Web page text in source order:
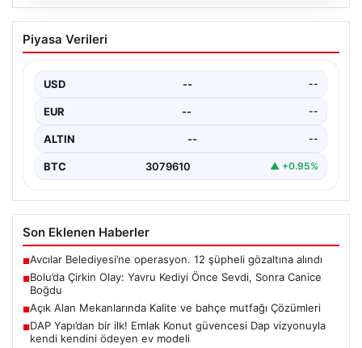
Bolu’da Çirkin Olay: Yavru Kediyi Önce
Sevdi, Sonra Canice Boğdu
derinden sarstı. Beşkavaklar Mahallesi Melis Sokak'ta
meydana…
Piyasa Verileri
USD -- --
EUR -- --
ALTIN -- --
BTC 3079610 ▲ +0.95%
Son Eklenen Haberler
■Avcılar Belediyesi’ne operasyon. 12 şüpheli gözaltına alındı
■Bolu’da Çirkin Olay: Yavru Kediyi Önce Sevdi, Sonra Canice
Boğdu
■Açık Alan Mekanlarında Kalite ve bahçe mutfağı Çözümleri
■DAP Yapı’dan bir ilk! Emlak Konut güvencesi Dap vizyonuyla
kendi kendini ödeyen ev modeli